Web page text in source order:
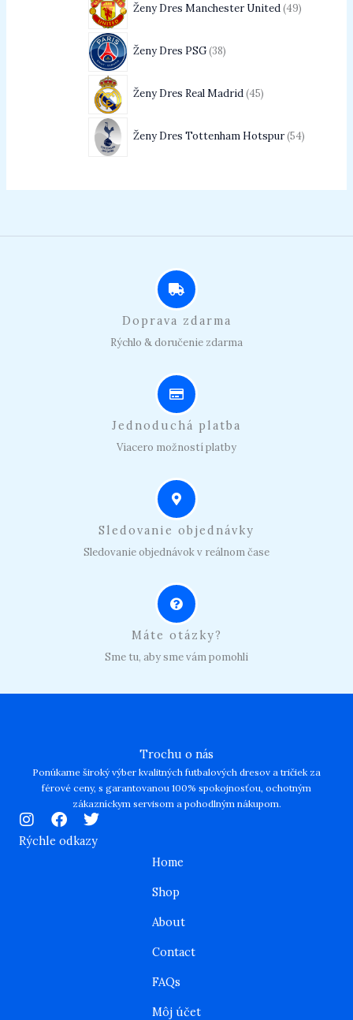
Ženy Dres Manchester United 49
Ženy Dres PSG 38
Ženy Dres Real Madrid 45
Ženy Dres Tottenham Hotspur 54
Doprava zdarma
Rýchlo & doručenie zdarma
Jednoduchá platba
Viacero možností platby
Sledovanie objednávky
Sledovanie objednávok v reálnom čase
Máte otázky?
Sme tu, aby sme vám pomohli
Trochu o nás
Ponúkame široký výber kvalitných futbalových dresov a tričiek za
férové ceny, s garantovanou 100% spokojnosťou, ochotným
zákazníckym servisom a pohodlným nákupom.
I
n
s
F
a
c
T
w
i
Rýchle odkazy
Home
Shop
About
Contact
FAQs
Môj účet